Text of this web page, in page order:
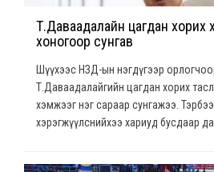
Т.Даваадалайн цагдан хорих
хоногоор сунгав
Шүүхээс НЗД-ын нэгдүгээр
Т.Даваадалайгийн цагдан хорих
хэмжээг нэг сараар сунгажээ.
хэрэгжүүлснийхээ хариуд бусдаар